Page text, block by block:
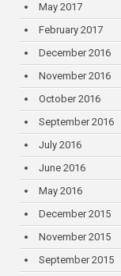
May 2017
February 2017
December 2016
November 2016
October 2016
September 2016
July 2016
June 2016
May 2016
December 2015
November 2015
September 2015